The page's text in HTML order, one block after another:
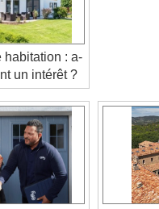
Player is loading.
Video
: a-
un intérêt ?